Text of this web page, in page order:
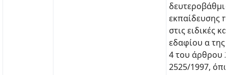
εκπαίδευσης
στις ειδικές
εδαφίου α
4 του άρθρου
2525/1997,